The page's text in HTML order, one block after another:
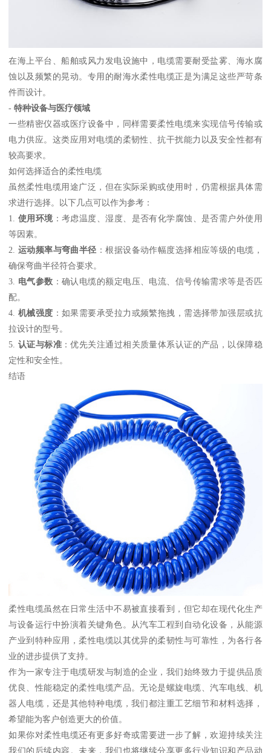
在海上平台、船舶或风力发电设施中，电缆需要耐受盐雾、海水腐
蚀以及频繁的晃动。专用的耐海水柔性电缆正是为满足这些严苛条
件而设计。
-特种设备与医疗领域
一些精密仪器或医疗设备中，同样需要柔性电缆来实现信号传输或
电力供应。这类应用对电缆的柔韧性、抗干扰能力以及安全性都有
较高要求。
如何选择适合的柔性电缆
虽然柔性电缆用途广泛，但在实际采购或使用时，仍需根据具体需
求进行选择。以下几点可以作为参考：
1. 使用环境 ：考虑温度、湿度、是否有化学腐蚀、是否需户外使用
等因素。
2. 运动频率与弯曲半径 ：根据设备动作幅度选择相应等级的电缆，
确保弯曲半径符合要求。
3. 电气参数 ：确认电缆的额定电压、电流、信号传输需求等是否匹
配。
4. 机械强度 ：如果需要承受拉力或频繁拖拽，需选择带加强层或抗
拉设计的型号。
5. 认证与标准 ：优先关注通过相关质量体系认证的产品，以保障稳
定性和安全性。
结语
柔性电缆虽然在日常生活中不易被直接看到，但它却在现代化生产
与设备运行中扮演着关键角色。从汽车工程到自动化设备，从能源
产业到特种应用，柔性电缆以其优异的柔韧性与可靠性，为各行各
业的进步提供了支持。
作为一家专注于电缆研发与制造的企业，我们始终致力于提供品质
优良、性能稳定的柔性电缆产品。无论是螺旋电缆、汽车电线、机
器人电缆，还是其他特种电缆，我们都注重工艺细节和材料选择，
希望能为客户创造更大的价值。
如果你对柔性电缆还有更多好奇或需要进一步了解，欢迎持续关注
我们的后续内容。未来，我们也将继续分享更多行业知识和产品动